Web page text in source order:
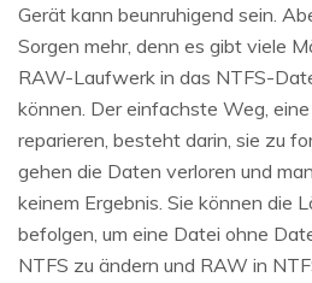
Gerät kann beunruhigend sein.
Sorgen mehr, denn es gibt viele
RAW-Laufwerk in das NTFS-
können. Der einfachste Weg,
reparieren, besteht darin, sie zu
gehen die Daten verloren und
keinem Ergebnis. Sie können die
befolgen, um eine Datei ohne
NTFS zu ändern und RAW in